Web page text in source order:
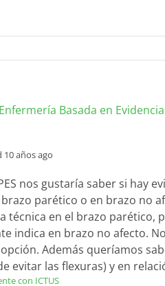
Basada en
10 años ago
nos gustaría saber si hay
parético o en brazo no
técnica en el brazo parético,
indica en brazo no afecto.
Además queríamos
evitar las flexuras) y en
con ICTUS